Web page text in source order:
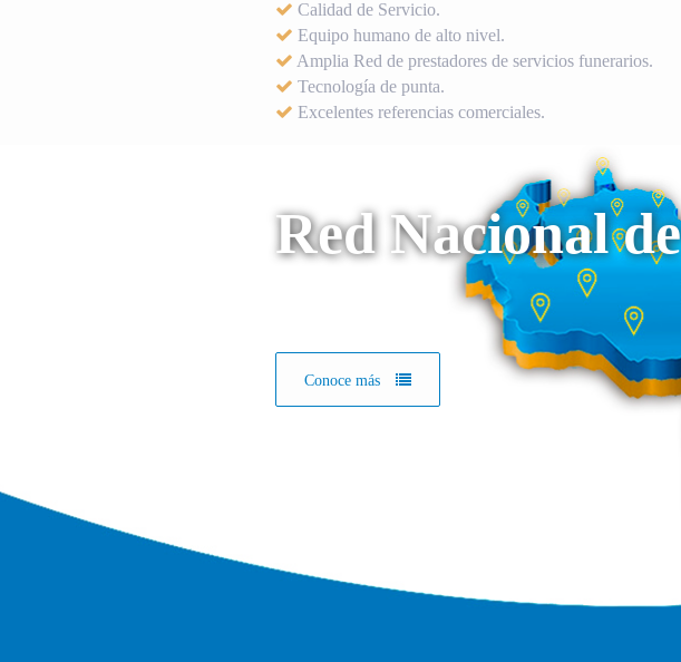
Calidad de Servicio.
Equipo humano de alto nivel.
Amplia Red de prestadores de servicios funerarios.
Tecnología de punta.
Excelentes referencias comerciales.
Red Nacional
Conoce más